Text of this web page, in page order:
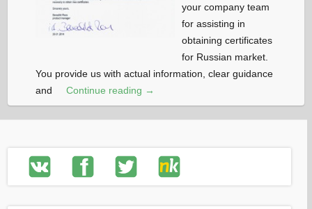
your company team
for assisting in
obtaining certificates
for Russian market.
You provide us with actual information, clear guidance
and
Continue reading →